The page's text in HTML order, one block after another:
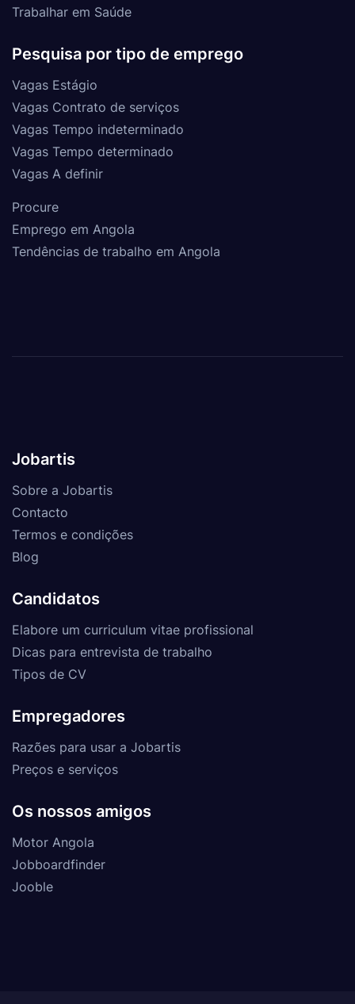
Trabalhar em Saúde
Pesquisa por tipo de emprego
Vagas Estágio
Vagas Contrato de serviços
Vagas Tempo indeterminado
Vagas Tempo determinado
Vagas A definir
Procure
Emprego em Angola
Tendências de trabalho em Angola
Jobartis
Sobre a Jobartis
Contacto
Termos e condições
Blog
Candidatos
Elabore um curriculum vitae profissional
Dicas para entrevista de trabalho
Tipos de CV
Empregadores
Razões para usar a Jobartis
Preços e serviços
Os nossos amigos
Motor Angola
Jobboardfinder
Jooble